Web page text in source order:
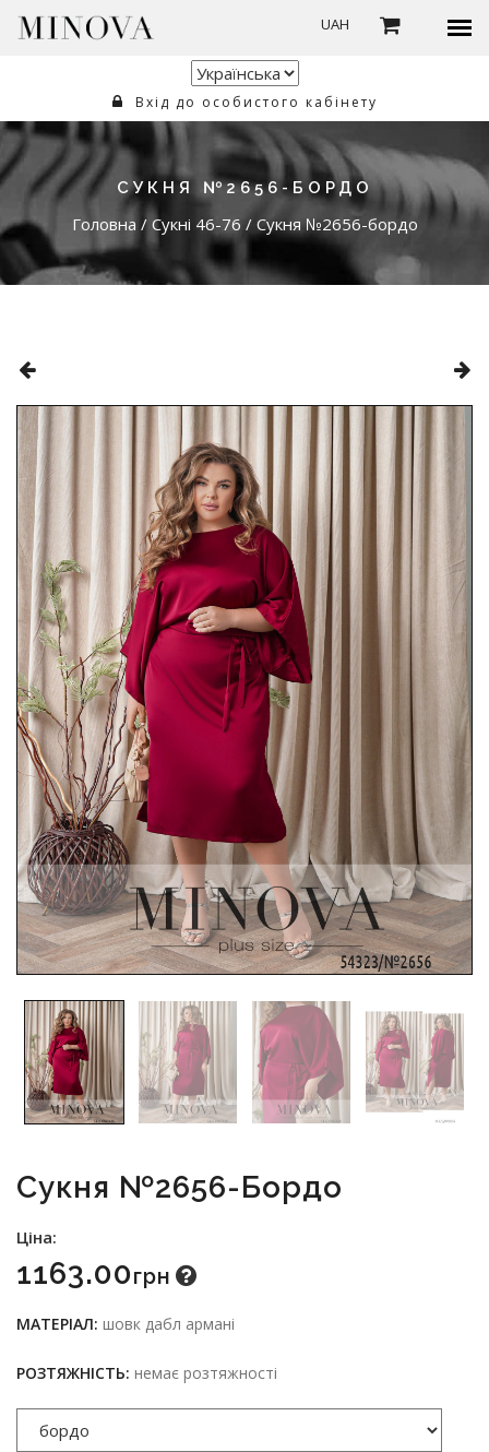
UAH
Вхід до особистого кабінету
СУКНЯ №2656-БОРДО
Головна / Сукні 46-76/ Сукня №2656-бордо
Сукня №2656-Бордо
Ціна:
1163.00Грн
МАТЕРІАЛ: шовк дабл армані
РОЗТЯЖНІСТЬ: немає розтяжності